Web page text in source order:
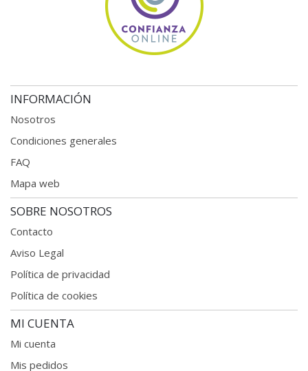
INFORMACIÓN
Nosotros
Condiciones generales
FAQ
Mapa web
SOBRE NOSOTROS
Contacto
Aviso Legal
Política de privacidad
Política de cookies
MI CUENTA
Mi cuenta
Mis pedidos